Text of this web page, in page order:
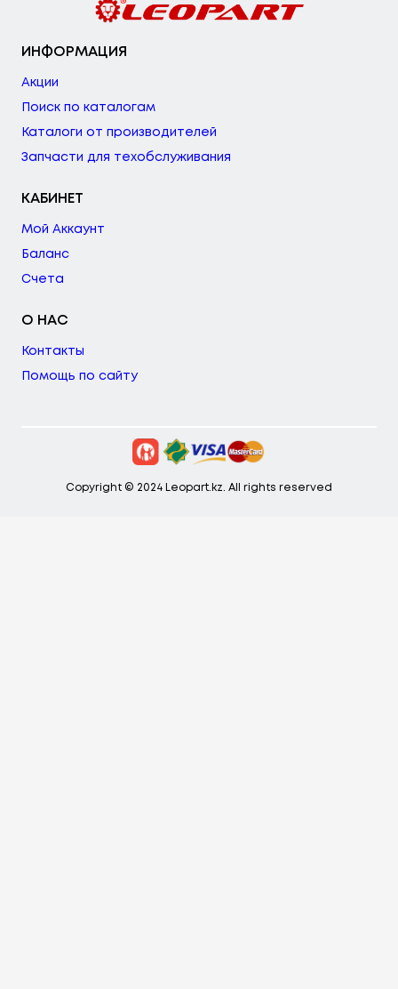
ИНФОРМАЦИЯ
Акции
Поиск по каталогам
Каталоги от производителей
Запчасти для техобслуживания
КАБИНЕТ
Мой Аккаунт
Баланс
Счета
О НАС
Контакты
Помощь по сайту
Copyright © 2024 Leopart.kz. All rights reserved